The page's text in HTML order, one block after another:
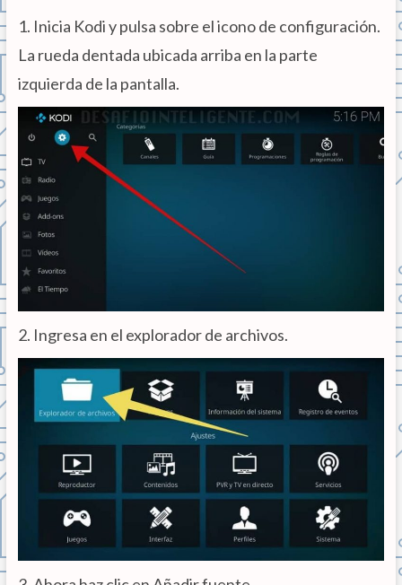
1. Inicia Kodi y pulsa sobre el icono de configuración.
La rueda dentada ubicada arriba en la parte
izquierda de la pantalla.
2. Ingresa en el explorador de archivos.